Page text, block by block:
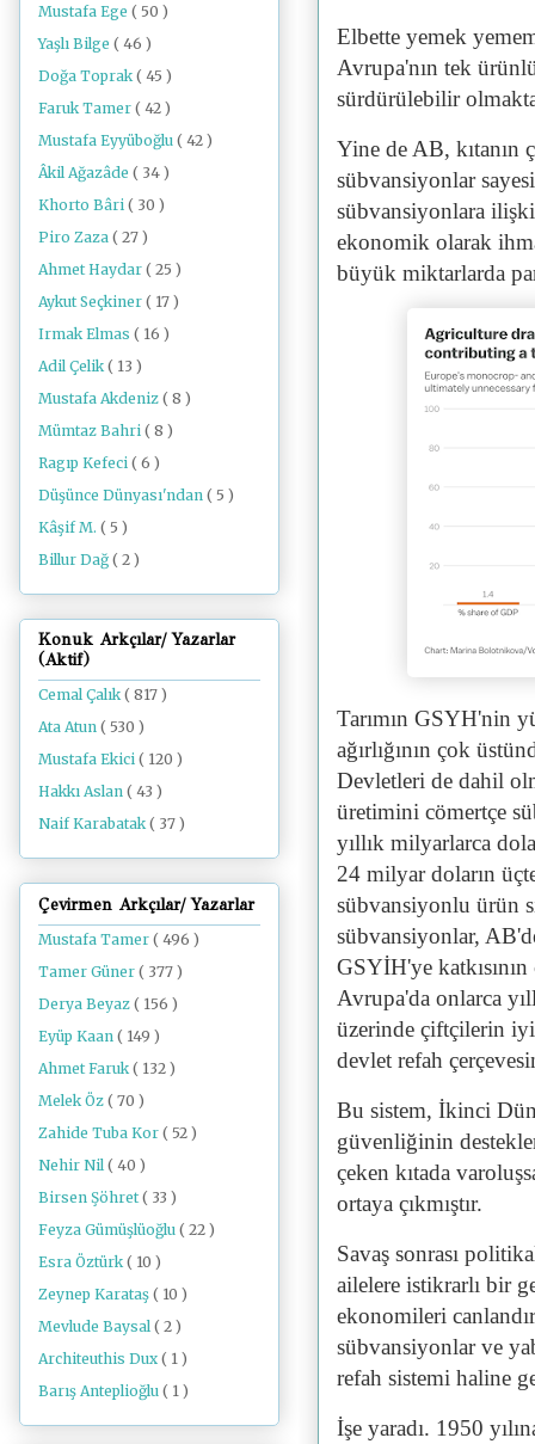
Elbette yemek
Avrupa'nın tek
sürdürülebilir
Yine de AB, kıtanın
sübvansiyonlar
sübvansiyonlara
ekonomik olarak
büyük miktarlarda
Tarımın GSYH'nin
ağırlığının çok
Devletleri de dahil
üretimini cömertçe
yıllık milyarlarca
24 milyar doların
sübvansiyonlu ürün
sübvansiyonlar,
GSYİH'ye
Avrupa'da onlarca
üzerinde çiftçilerin
devlet refah
Bu sistem, İkinci
güvenliğinin
çeken kıtada
ortaya çıkmıştır.
Savaş sonrası
ailelere istikrarlı bir
ekonomileri
sübvansiyonlar ve
refah sistemi haline
İşe yaradı. 1950
Mustafa Ege ( 50 )
Yaşlı Bilge ( 46 )
Doğa Toprak ( 45 )
Faruk Tamer ( 42 )
Mustafa Eyyüboğlu ( 42 )
Âkil Ağazâde ( 34 )
Khorto Bâri ( 30 )
Piro Zaza ( 27 )
Ahmet Haydar ( 25 )
Aykut Seçkiner ( 17 )
Irmak Elmas ( 16 )
Adil Çelik ( 13 )
Mustafa Akdeniz ( 8 )
Mümtaz Bahri ( 8 )
Ragıp Kefeci ( 6 )
Düşünce Dünyası'ndan ( 5 )
Kâşif M. ( 5 )
Billur Dağ ( 2 )
Konuk Arkçılar/ Yazarlar
(Aktif)
Cemal Çalık( 817 )
Ata Atun ( 530 )
Mustafa Ekici ( 120 )
Hakkı Aslan ( 43 )
Naif Karabatak( 37 )
Çevirmen Arkçılar/ Yazarlar
Mustafa Tamer ( 496 )
Tamer Güner ( 377 )
Derya Beyaz ( 156 )
Eyüp Kaan ( 149 )
Ahmet Faruk ( 132 )
Melek Öz ( 70 )
Zahide Tuba Kor ( 52 )
Nehir Nil ( 40 )
Birsen Şöhret ( 33 )
Feyza Gümüşlüoğlu ( 22 )
Esra Öztürk ( 10 )
Zeynep Karataş ( 10 )
Mevlude Baysal ( 2 )
Architeuthis Dux ( 1 )
Barış Anteplioğlu ( 1 )